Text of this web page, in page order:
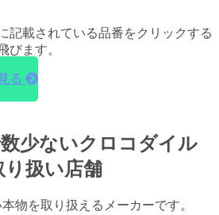
記載されている品番をクリックする
びます。
る
少ないクロコダイル
り扱い店舗
物を取り扱えるメーカーです。